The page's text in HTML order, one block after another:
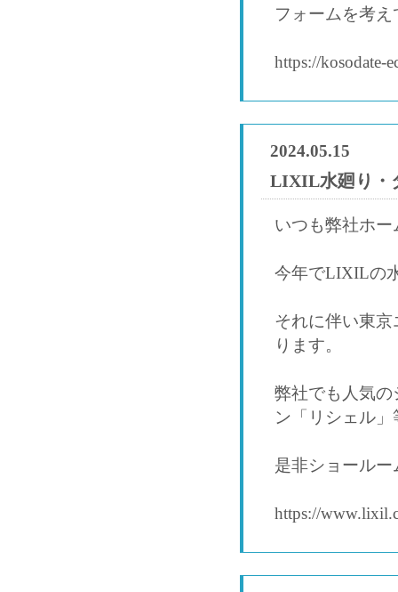
フォームを考
https://kosodate-
2024.05.15
LIXIL水廻り・
いつも弊社ホ
今年でLIXILの
それに伴い東
ります。
弊社でも人気
ン「リシェル」
是非ショール
https://